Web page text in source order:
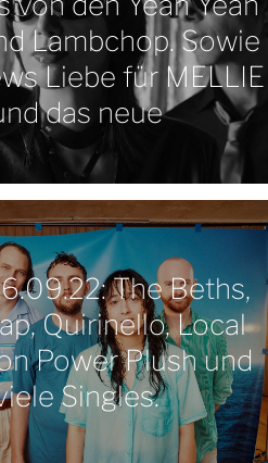
Lambchop. Sowie
Liebe für MELLIE
das neue
The Beths,
Quirinello, Local
Power Plush und
Singles.